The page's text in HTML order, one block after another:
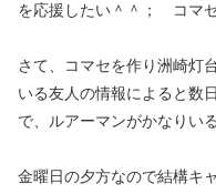
を応援したい＾＾； コマ
さて、コマセを作り洲崎灯
いる友人の情報によると数
で、ルアーマンがかなりい
金曜日の夕方なので結構キ